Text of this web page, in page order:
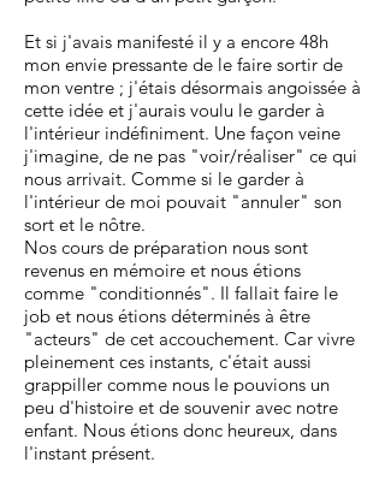
Et si j'avais manifesté il y a encore 48h
mon envie pressante de le faire sortir de
mon ventre ; j'étais désormais angoissée à
cette idée et j'aurais voulu le garder à
l'intérieur indéfiniment. Une façon veine
j'imagine, de ne pas "voir/réaliser" ce qui
nous arrivait. Comme si le garder à
l'intérieur de moi pouvait "annuler" son
sort et le nôtre.
Nos cours de préparation nous sont
revenus en mémoire et nous étions
comme "conditionnés". Il fallait faire le
job et nous étions déterminés à être
"acteurs" de cet accouchement. Car vivre
pleinement ces instants, c'était aussi
grappiller comme nous le pouvions un
peu d'histoire et de souvenir avec notre
enfant. Nous étions donc heureux, dans
l'instant présent.